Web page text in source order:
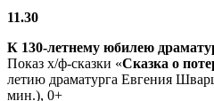
11.30
К 130-летнему юбилею
Показ х/ф-сказки «Сказка о
летию драматурга Евгения
мин.), 0+